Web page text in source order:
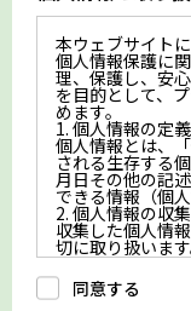
本ウェブサイト
個人情報保護に
理、保護し、安
を目的として、
めます。
1. 個人情報の定義
個人情報とは、
される生存する
月日その他の記
できる情報（個
2. 個人情報の収
収集した個人情
切に取り扱いま
又は法令により
に提供しません。
a.応募者等からの
同意する